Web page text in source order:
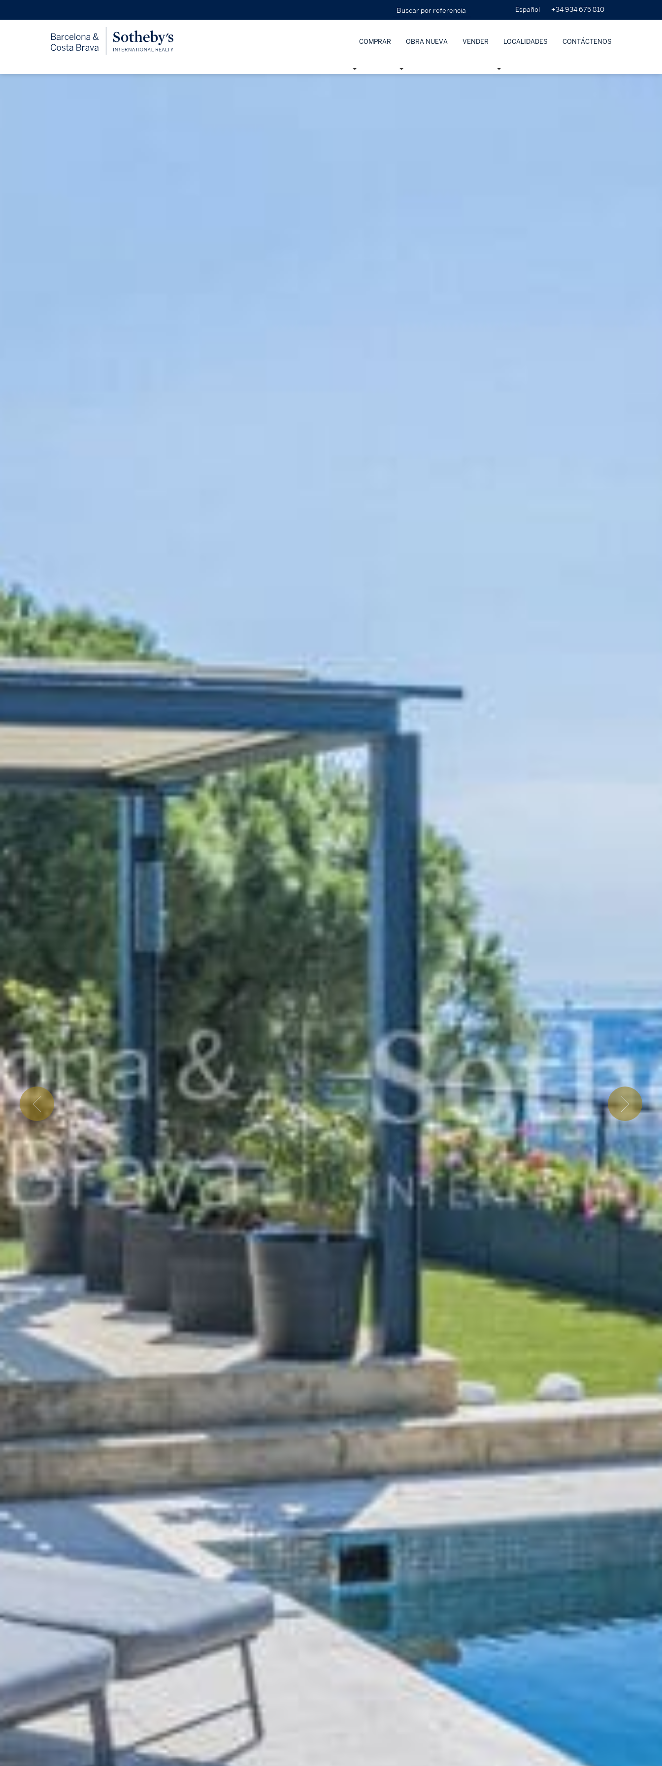
Español +34 934 675 810
COMPRAR OBRA NUEVA VENDER LOCALIDADES CONTÁCTENOS